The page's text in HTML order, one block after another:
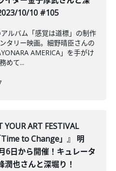
10/10 #105
ルバム「感覚は道標」の制作
タリー映画。細野晴臣さんの
AMERICA」を手がけ
めて...
YOUR ART FESTIVAL
to Change」』 明
6日から開催！キュレータ
潤也さんと深堀り！